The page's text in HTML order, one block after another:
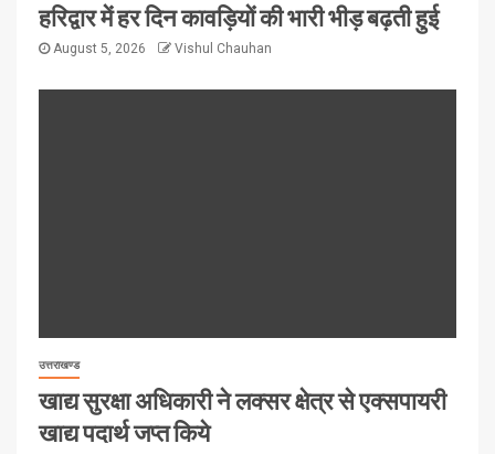
हरिद्वार में हर दिन कावड़ियों की भारी भीड़ बढ़ती हुई
August 5, 2026 Vishul Chauhan
उत्तराखण्ड
खाद्य सुरक्षा अधिकारी ने लक्सर क्षेत्र से एक्सपायरी
खाद्य पदार्थ जप्त किये